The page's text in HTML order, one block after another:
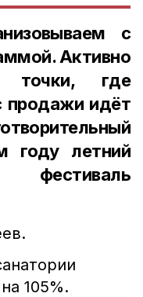
с
Активно
точки, где
продажи идёт
году летний
фестиваль
на 105%.